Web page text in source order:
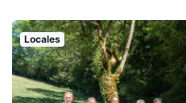
Locales